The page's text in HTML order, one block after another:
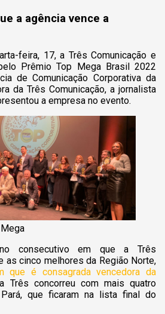
a agência vence a
feira, 17, a Três Comunicação e
Prêmio Top Mega Brasil 2022
de Comunicação Corporativa da
da Três Comunicação, a jornalista
a empresa no evento.
consecutivo em que a Três
as cinco melhores da Região Norte,
que é consagrada vencedora da
Três concorreu com mais quatro
que ficaram na lista final do